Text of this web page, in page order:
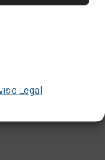
Legal